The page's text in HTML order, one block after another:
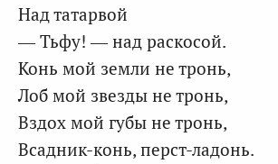
Над татарвой
— Тьфу! — над раскосой.
Конь мой земли не тронь,
Лоб мой звезды не тронь,
Вздох мой губы не тронь,
Всадник-конь, перст-ладонь.